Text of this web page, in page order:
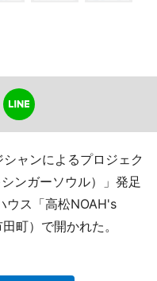
ャンによるプロジェク
ンガーソウル）」発足
ウス「高松NOAH's
町）で開かれた。